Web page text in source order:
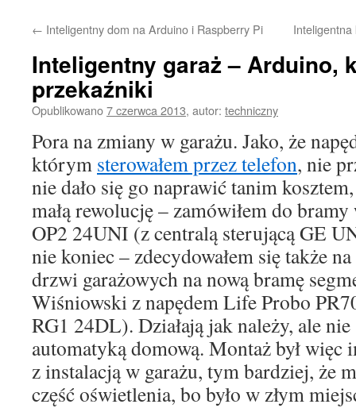
do
treści
← Inteligentny dom na Arduino i Raspberry Pi Inteligentna
Inteligentny garaż – Arduino,
przekaźniki
Opublikowano7 czerwca 2013, autor: techniczny
Pora na zmiany w garażu. Jako, że
którym sterowałem przez telefon, nie
nie dało się go naprawić tanim
małą rewolucję – zamówiłem do
OP2 24UNI (z centralą sterującą GE
nie koniec – zdecydowałem się także
drzwi garażowych na nową bramę
Wiśniowski z napędem Life Probo
RG1 24DL). Działają jak należy, ale
automatyką domową. Montaż był więc
z instalacją w garażu, tym bardziej, że
część oświetlenia, bo było w złym